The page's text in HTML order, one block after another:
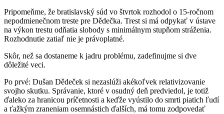
Pripomeňme, že bratislavský súd vo štvrtok rozhodol o 15-ročnom
nepodmienečnom treste pre Dědečka. Trest si má odpykať v ústave
na výkon trestu odňatia slobody s minimálnym stupňom stráženia.
Rozhodnutie zatiaľ nie je právoplatné.
Skôr, než sa dostaneme k jadru problému, zadefinujme si dve
dôležité veci.
Po prvé: Dušan Dědeček si nezaslúži akékoľvek relativizovanie
svojho skutku. Správanie, ktoré v osudný deň predviedol, je totiž
ďaleko za hranicou príčetnosti a keďže vyústilo do smrti piatich ľudí
a ťažkým zraneniam osemnástich ďalších, má tomu zodpovedať